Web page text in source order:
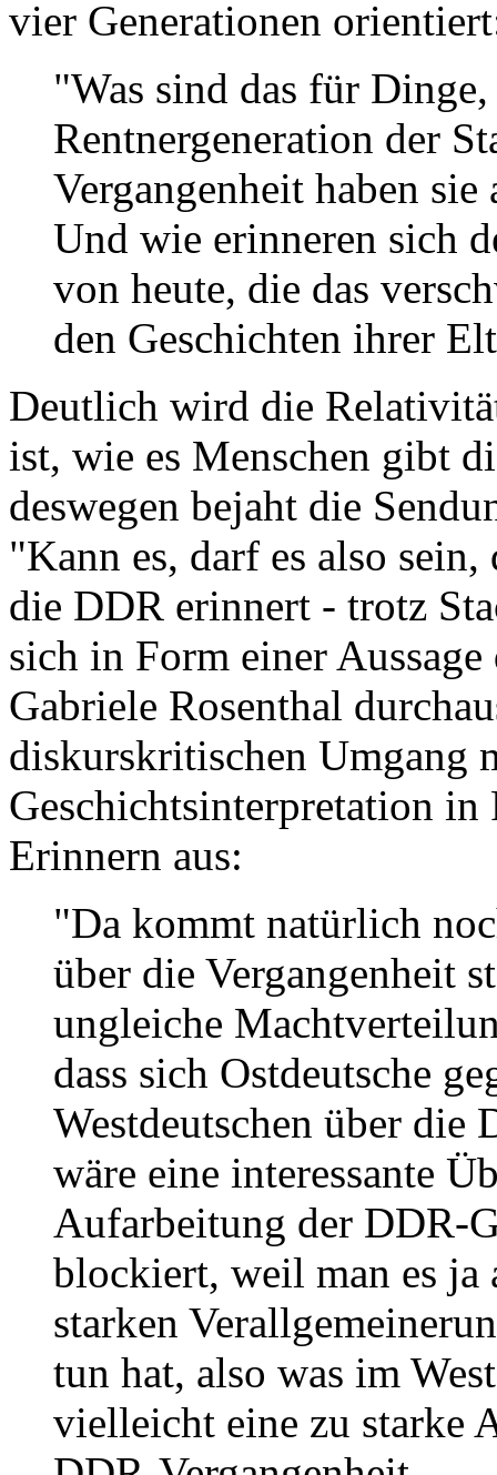
vier Generationen
"Was sind das für
Rentnergeneration der
Vergangenheit haben
Und wie erinneren sich
von heute, die das
den Geschichten ihrer
Deutlich wird die
ist, wie es Menschen gibt
deswegen bejaht die
"Kann es, darf es also
die DDR erinnert - trotz
sich in Form einer
Gabriele Rosenthal
diskurskritischen Umgang
Geschichtsinterpretation
Erinnern aus:
"Da kommt natürlich
über die Vergangenheit
ungleiche
dass sich Ostdeutsche
Westdeutschen über die
wäre eine interessante
Aufarbeitung der DDR-
blockiert, weil man es ja
starken
tun hat, also was im
vielleicht eine zu starke